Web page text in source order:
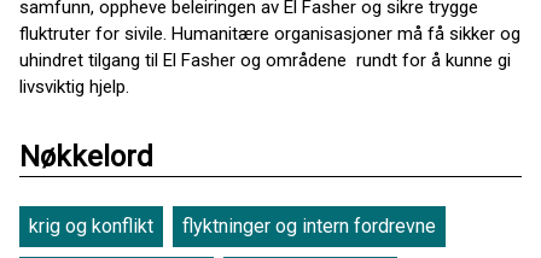
samfunn, oppheve beleiringen av El Fasher og sikre trygge
fluktruter for sivile. Humanitære organisasjoner må få sikker og
uhindret tilgang til El Fasher og områdene rundt for å kunne gi
livsviktig hjelp.
Nøkkelord
krig og konflikt flyktninger og intern fordrevne